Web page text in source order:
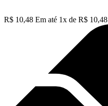
R$ 10,48 Em até 1x de R$ 10,48